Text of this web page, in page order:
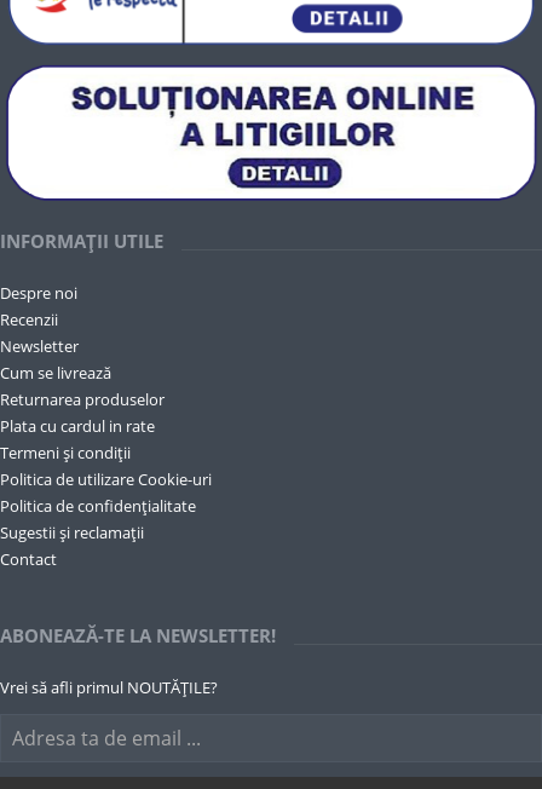
INFORMAȚII UTILE
Despre noi
Recenzii
Newsletter
Cum se livrează
Returnarea produselor
Plata cu cardul in rate
Termeni și condiții
Politica de utilizare Cookie-uri
Politica de confidențialitate
Sugestii și reclamații
Contact
ABONEAZĂ-TE LA NEWSLETTER!
Vrei să afli primul NOUTĂȚILE?